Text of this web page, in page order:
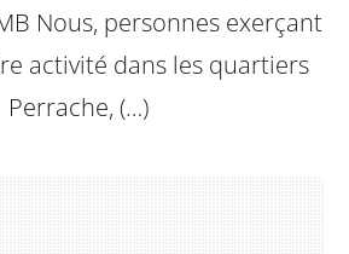
Nous, personnes exerçant
activité dans les quartiers
Perrache, (…)